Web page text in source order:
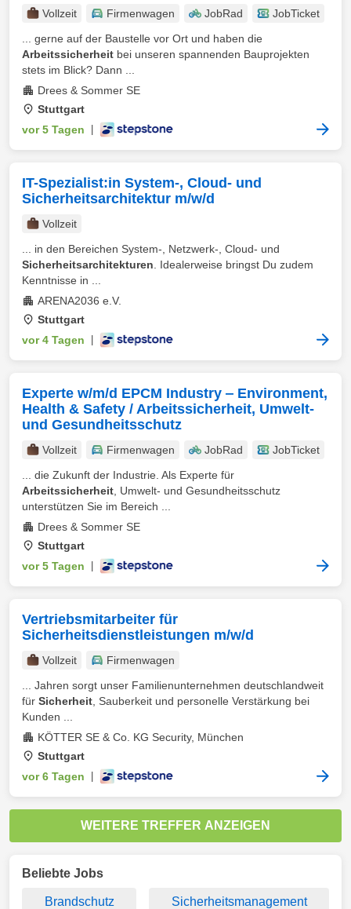
Vollzeit Firmenwagen JobRad
JobTicket
... gerne auf der Baustelle vor Ort und haben die
Arbeitssicherheit bei unseren spannenden Bauprojekten
stets im Blick? Dann ...
Drees & Sommer SE
Stuttgart
vor 5 Tagen
IT-Spezialist:in System-, Cloud- und
Sicherheitsarchitektur m/w/d
Vollzeit
... in den Bereichen System-, Netzwerk-, Cloud- und
Sicherheitsarchitekturen . Idealerweise bringst Du zudem
Kenntnisse in ...
ARENA2036 e.V.
Stuttgart
vor 4 Tagen
Experte w/m/d EPCM Industry ‒ Environment,
Health & Safety / Arbeitssicherheit, Umwelt-
und Gesundheitsschutz
Vollzeit Firmenwagen JobRad
JobTicket
... die Zukunft der Industrie. Als Experte für
Arbeitssicherheit , Umwelt- und Gesundheitsschutz
unterstützen Sie im Bereich ...
Drees & Sommer SE
Stuttgart
vor 5 Tagen
Vertriebsmitarbeiter für
Sicherheitsdienstleistungen m/w/d
Vollzeit
Firmenwagen
... Jahren sorgt unser Familienunternehmen deutschlandweit
für Sicherheit , Sauberkeit und personelle Verstärkung bei
Kunden ...
KÖTTER SE & Co. KG Security, München
Stuttgart
vor 6 Tagen
WEITERE TREFFER ANZEIGEN
Beliebte Jobs
Brandschutz Sicherheitsmanagement